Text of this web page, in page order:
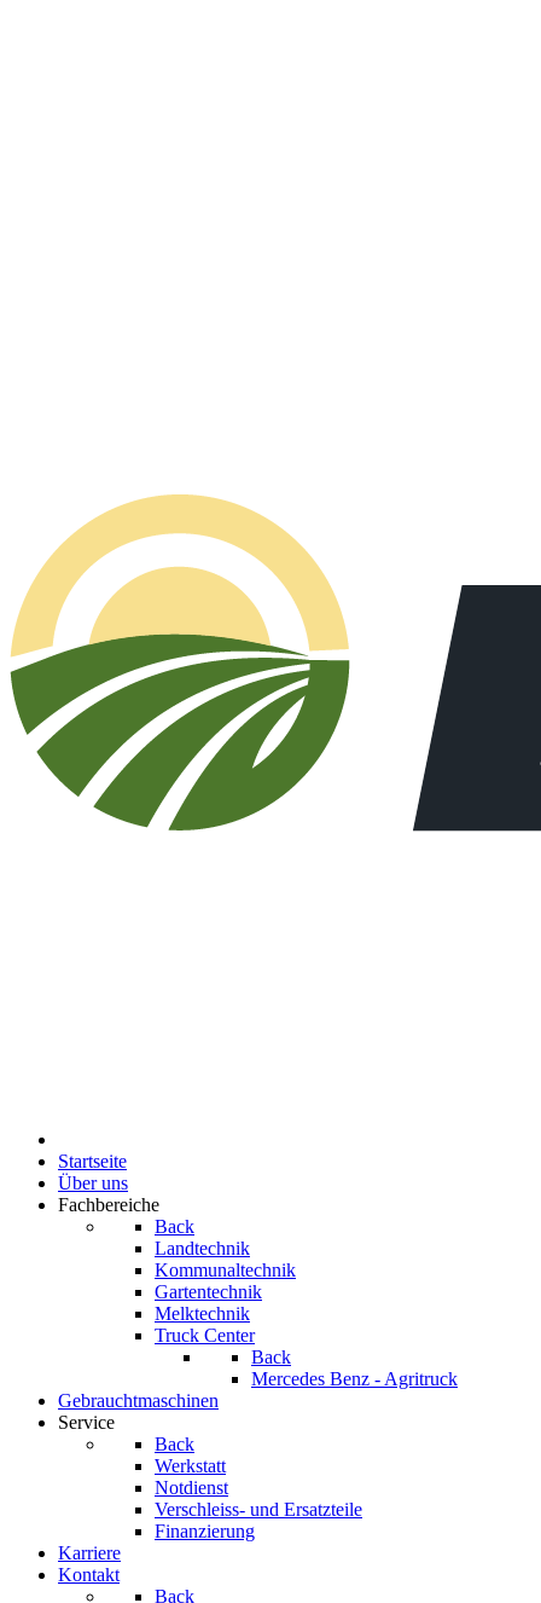
Startseite
Über uns
Fachbereiche
Back
Landtechnik
Kommunaltechnik
Gartentechnik
Melktechnik
Truck Center
Back
Mercedes Benz - Agritruck
Gebrauchtmaschinen
Service
Back
Werkstatt
Notdienst
Verschleiss- und Ersatzteile
Finanzierung
Karriere
Kontakt
Back